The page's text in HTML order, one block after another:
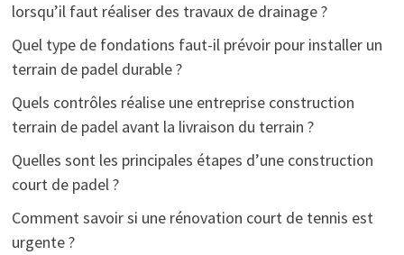
lorsqu’il faut réaliser des travaux de drainage ?
Quel type de fondations faut-il prévoir pour installer un
terrain de padel durable ?
Quels contrôles réalise une entreprise construction
terrain de padel avant la livraison du terrain ?
Quelles sont les principales étapes d’une construction
court de padel ?
Comment savoir si une rénovation court de tennis est
urgente ?